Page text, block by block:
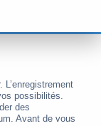
possibilités.
des
Avant de vous